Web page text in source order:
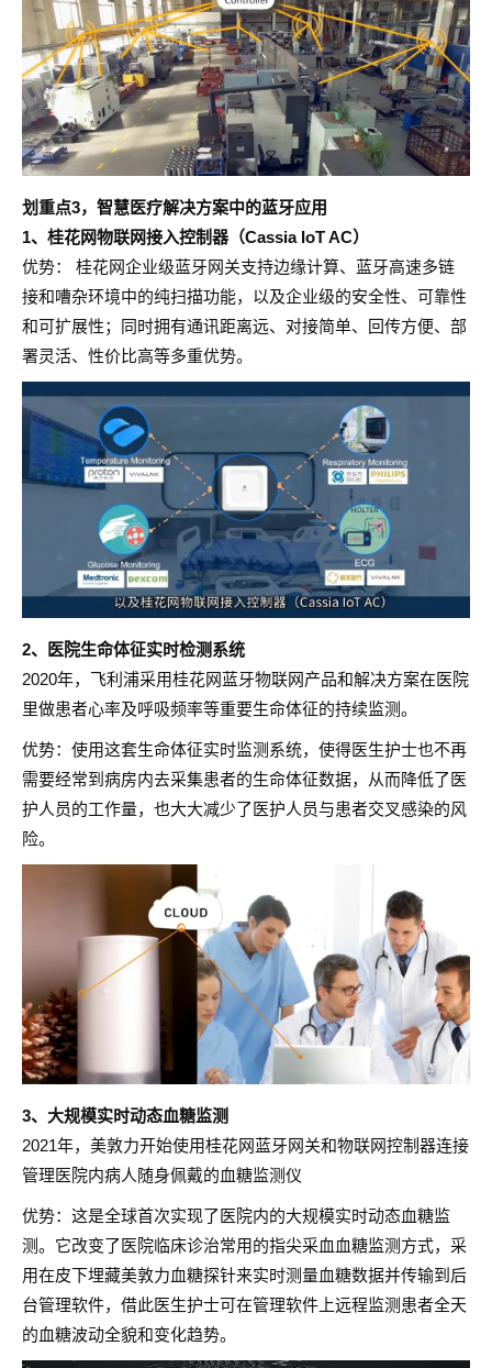
划重点3，智慧医疗解决方案中的蓝牙应用
1、桂花网物联网接入控制器（Cassia IoT AC）
优势： 桂花网企业级蓝牙网关支持边缘计算、蓝牙高速多链
接和嘈杂环境中的纯扫描功能，以及企业级的安全性、可靠性
和可扩展性；同时拥有通讯距离远、对接简单、回传方便、部
署灵活、性价比高等多重优势。
2、医院生命体征实时检测系统
2020年，飞利浦采用桂花网蓝牙物联网产品和解决方案在医院
里做患者心率及呼吸频率等重要生命体征的持续监测。
优势：使用这套生命体征实时监测系统，使得医生护士也不再
需要经常到病房内去采集患者的生命体征数据，从而降低了医
护人员的工作量，也大大减少了医护人员与患者交叉感染的风
险。
3、大规模实时动态血糖监测
2021年，美敦力开始使用桂花网蓝牙网关和物联网控制器连接
管理医院内病人随身佩戴的血糖监测仪
优势：这是全球首次实现了医院内的大规模实时动态血糖监
测。它改变了医院临床诊治常用的指尖采血血糖监测方式，采
用在皮下埋藏美敦力血糖探针来实时测量血糖数据并传输到后
台管理软件，借此医生护士可在管理软件上远程监测患者全天
的血糖波动全貌和变化趋势。